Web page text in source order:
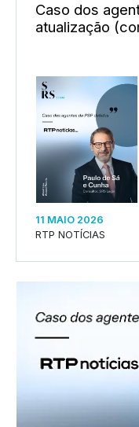
Caso dos
atualização
11 MAIO 2026
RTP NOTÍCIAS